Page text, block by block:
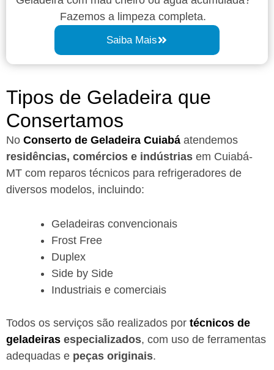
Fazemos a limpeza completa.
Saiba Mais
Tipos de Geladeira que
Consertamos
No Conserto de Geladeira Cuiabá atendemos
residências, comércios e indústrias em Cuiabá-
MT com reparos técnicos para refrigeradores de
diversos modelos, incluindo:
Geladeiras convencionais
Frost Free
Duplex
Side by Side
Industriais e comerciais
Todos os serviços são realizados por técnicos de
geladeiras especializados, com uso de ferramentas
adequadas e peças originais.